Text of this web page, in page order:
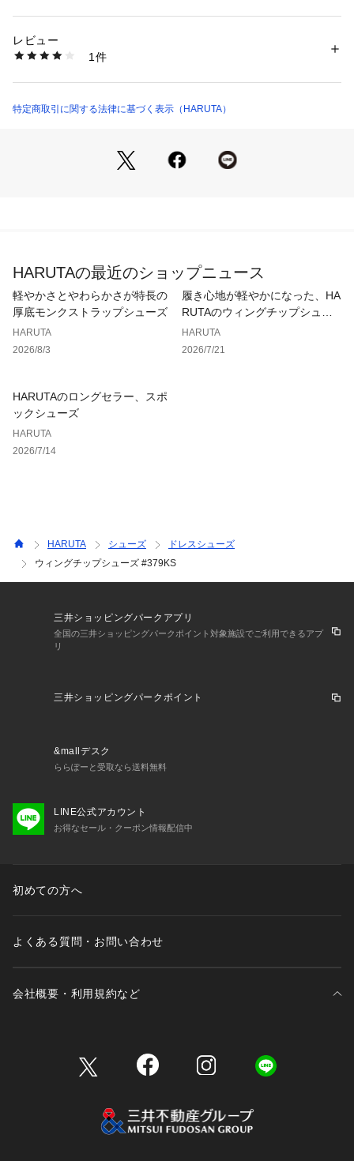
かです。
また、ライニング(靴の内側)とインソールを人工皮革にしたこ
メンズライクのシルエットでありながら、飾り革の装飾で華や
い定番シューズなので、組み合わせるボトムス次第でさまざま
な表情が楽しめます。
タグ：レースアップシューズ レザー レディース
生産国：日本
商品番号：
4500000000076
レビュー
1件
特定商取引に関する法律に基づく表示（HARUTA）
HARUTAの最近のショップニュース
軽やかさとやわらかさが特長の
厚底モンクストラップシューズ
HARUTA
2026/8/3
履き心地が軽やかになった、HA
RUTAのウィングチップシュー
ズ
HARUTA
2026/7/21
HARUTAのロングセラー、スポ
ックシューズ
HARUTA
2026/7/14
HARUTA シューズ
ドレスシューズ
ウィングチップシューズ #379KS
三井ショッピングパークアプリ
全国の三井ショッピングパークポイント対象施設でご利用できるアプ
リ
三井ショッピングパークポイント
&mallデスク
ららぽーと受取なら送料無料
LINE公式アカウント
お得なセール・クーポン情報配信中
初めての方へ
よくある質問・お問い合わせ
会社概要・利用規約など